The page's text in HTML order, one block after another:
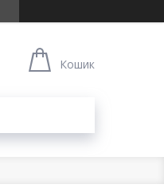
Кошик